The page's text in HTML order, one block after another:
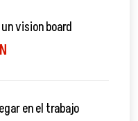
vision board
en el trabajo